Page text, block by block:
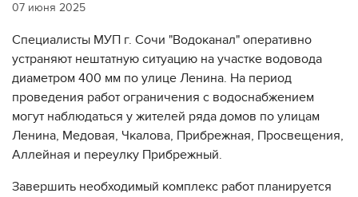
07 июня 2025
Специалисты МУП г. Сочи "Водоканал" оперативно
устраняют нештатную ситуацию на участке водовода
диаметром 400 мм по улице Ленина. На период
проведения работ ограничения с водоснабжением
могут наблюдаться у жителей ряда домов по улицам
Ленина, Медовая, Чкалова, Прибрежная, Просвещения,
Аллейная и переулку Прибрежный.
Завершить необходимый комплекс работ планируется